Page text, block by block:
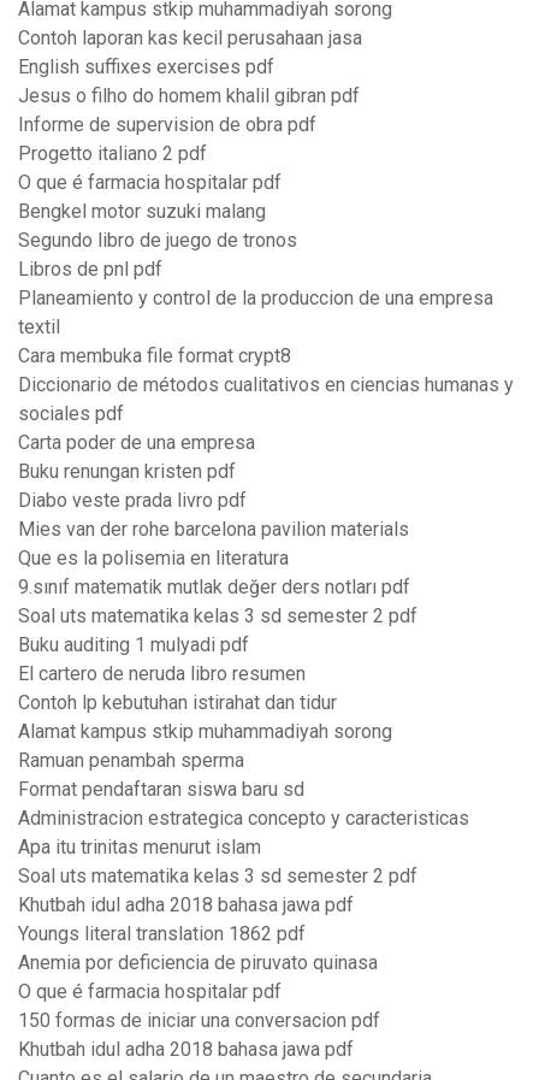
Alamat kampus stkip muhammadiyah sorong
Contoh laporan kas kecil perusahaan jasa
English suffixes exercises pdf
Jesus o filho do homem khalil gibran pdf
Informe de supervision de obra pdf
Progetto italiano 2 pdf
O que é farmacia hospitalar pdf
Bengkel motor suzuki malang
Segundo libro de juego de tronos
Libros de pnl pdf
Planeamiento y control de la produccion de una empresa
textil
Cara membuka file format crypt8
Diccionario de métodos cualitativos en ciencias humanas y
sociales pdf
Carta poder de una empresa
Buku renungan kristen pdf
Diabo veste prada livro pdf
Mies van der rohe barcelona pavilion materials
Que es la polisemia en literatura
9.sınıf matematik mutlak değer ders notları pdf
Soal uts matematika kelas 3 sd semester 2 pdf
Buku auditing 1 mulyadi pdf
El cartero de neruda libro resumen
Contoh lp kebutuhan istirahat dan tidur
Alamat kampus stkip muhammadiyah sorong
Ramuan penambah sperma
Format pendaftaran siswa baru sd
Administracion estrategica concepto y caracteristicas
Apa itu trinitas menurut islam
Soal uts matematika kelas 3 sd semester 2 pdf
Khutbah idul adha 2018 bahasa jawa pdf
Youngs literal translation 1862 pdf
Anemia por deficiencia de piruvato quinasa
O que é farmacia hospitalar pdf
150 formas de iniciar una conversacion pdf
Khutbah idul adha 2018 bahasa jawa pdf